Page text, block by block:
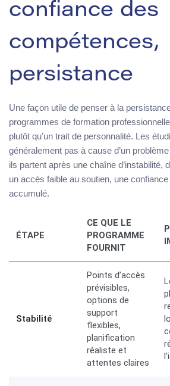
confiance des
compétences,
persistance
Une façon utile de penser à la
programmes de formation
plutôt qu’un trait de personnalité. Les
généralement pas à cause d’un
ils partent après une chaîne d’instabilité,
un accès faible au soutien, une
accumulé.
ÉTAPE
CE QUE LE
PROGRAMME
FOURNIT
Stabilité
Points d’accès
prévisibles,
options de
support
flexibles,
planification
réaliste et
attentes claires